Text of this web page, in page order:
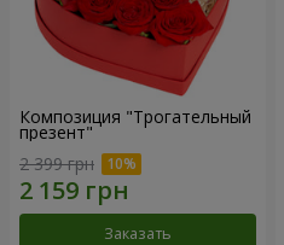
Композиция "Трогательный
презент"
2 399 грн
Заказать